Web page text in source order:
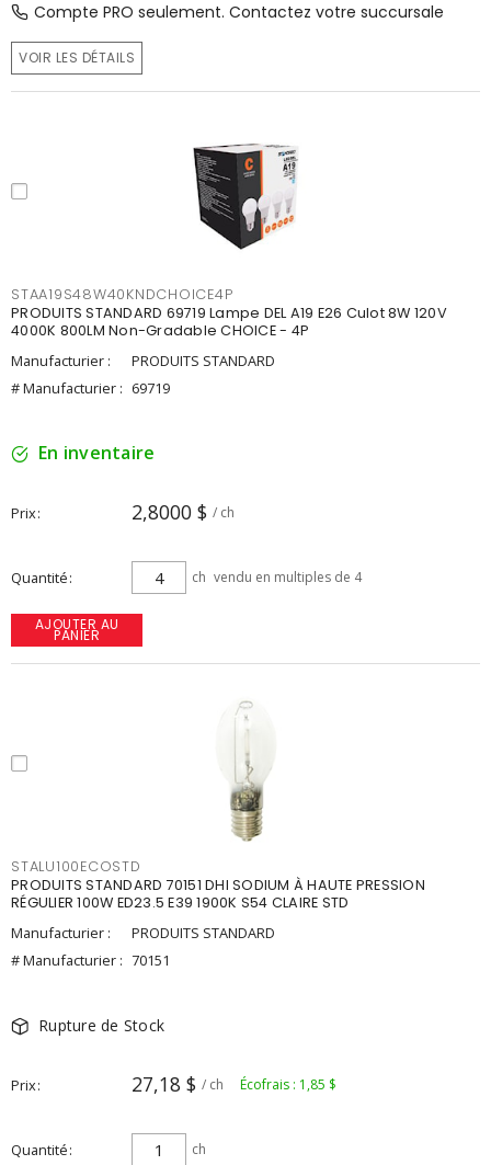
Compte PRO seulement. Contactez votre succursale
VOIR LES DÉTAILS
STAA19S48W40KNDCHOICE4P
PRODUITS STANDARD 69719 Lampe DEL A19 E26 Culot 8W 120V
4000K 800LM Non-Gradable CHOICE - 4P
Manufacturier :
PRODUITS STANDARD
# Manufacturier : 69719
En inventaire
Prix 2,8000 $ / ch
Quantité ch vendu en multiples de 4
AJOUTER AU
PANIER
STALU100ECOSTD
PRODUITS STANDARD 70151 DHI SODIUM À HAUTE PRESSION
RÉGULIER 100W ED23.5 E39 1900K S54 CLAIRE STD
Manufacturier :
PRODUITS STANDARD
# Manufacturier : 70151
Rupture de Stock
Prix 27,18 $ / ch Écofrais : 1,85 $
Quantité ch